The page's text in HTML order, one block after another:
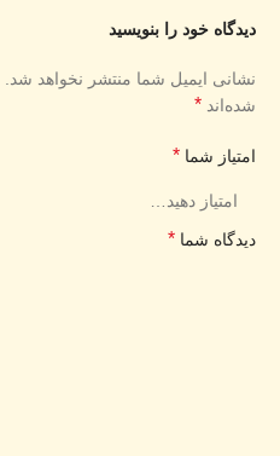
دیدگاه خود را بنویسید
نشانی ایمیل شما منتشر نخواهد شد.
شده‌اند *
امتیاز شما *
دیدگاه شما *